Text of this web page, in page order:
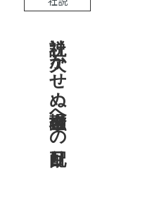
社説 欠かせぬ金融市場への目配り